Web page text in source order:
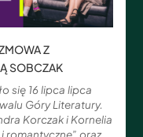
Z
SOBCZAK
się 16 lipca lipca
Góry Literatury.
Korczak i Kornelia